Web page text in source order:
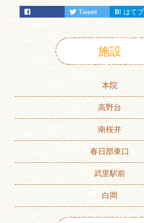
Tweet はてブ
施設
本院
高野台
南桜井
春日部東口
武里駅前
白岡